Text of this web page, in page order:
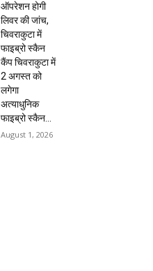
ऑपरेशन होगी
लिवर की जांच,
चिवराकुटा में
फाइब्रो स्कैन
कैंप चिवराकुटा में
2 अगस्त को
लगेगा
अत्याधुनिक
फाइब्रो स्कैन...
August 1, 2026